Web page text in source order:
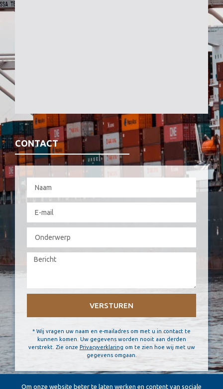
CONTACT
VERSTUREN
* Wij vragen uw naam en e-mailadres om met u in contact te
kunnen komen. Uw gegevens worden nooit aan derden
verstrekt. Zie onze Privacyverklaring om te zien hoe wij met uw
gegevens omgaan.
Om onze website beter te laten werken en content van sociale